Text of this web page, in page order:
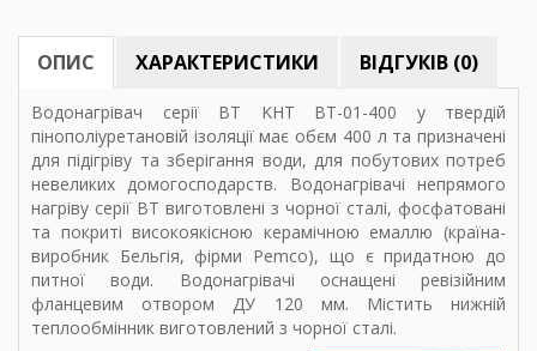
ОПИС ХАРАКТЕРИСТИКИ ВІДГУКІВ (0)
Водонагрівач серії ВТ KHT BT-01-400 у твердій
пінополіуретановій ізоляції має обєм 400 л та призначені
для підігріву та зберігання води, для побутових потреб
невеликих домогосподарств. Водонагрівачі непрямого
нагріву серії ВТ виготовлені з чорної сталі, фосфатовані
та покриті високоякісною керамічною емаллю (країна-
виробник Бельгія, фірми Pemco), що є придатною до
питної води. Водонагрівачі оснащені ревізійним
фланцевим отвором ДУ 120 мм. Містить нижній
теплообмінник виготовлений з чорної сталі.